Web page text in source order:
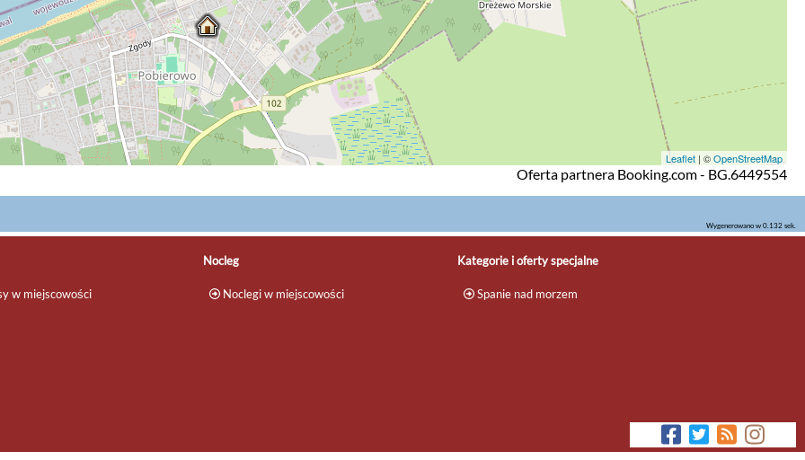
Leaflet | ©OpenStreetMap
Oferta partnera Booking.com - BG.6449554
Wygenerowano w 0.132 sek.
w miejscowości
Nocleg
Noclegi w miejscowości
Kategorie i oferty specjalne
Spanie nad morzem